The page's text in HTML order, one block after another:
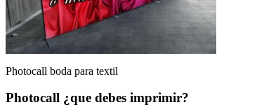
Photocall boda para textil
Photocall ¿que debes imprimir?